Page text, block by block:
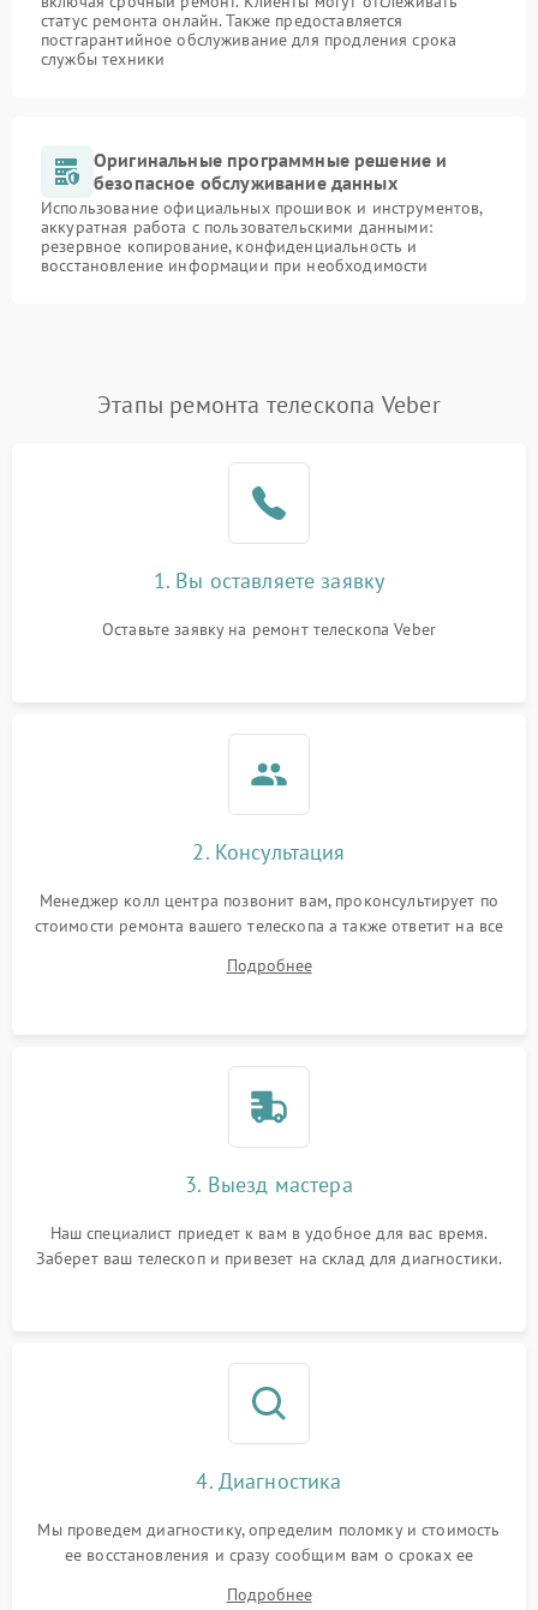
статус ремонта онлайн. Также предоставляется
постгарантийное обслуживание для продления срока
службы техники
Оригинальные программные решение и
безопасное обслуживание данных
Использование официальных прошивок и инструментов,
аккуратная работа с пользовательскими данными:
резервное копирование, конфиденциальность и
восстановление информации при необходимости
Этапы ремонта телескопа Veber
1. Вы оставляете заявку
Оставьте заявку на ремонт телескопа Veber
2. Консультация
Менеджер колл центра позвонит вам, проконсультирует по
стоимости ремонта вашего телескопа а также ответит на все
Подробнее
3. Выезд мастера
Наш специалист приедет к вам в удобное для вас время.
Заберет ваш телескоп и привезет на склад для диагностики.
4. Диагностика
Мы проведем диагностику, определим поломку и стоимость
ее восстановления и сразу сообщим вам о сроках ее
Подробнее